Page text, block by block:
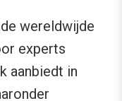
wereldwijde
experts
aanbiedt in